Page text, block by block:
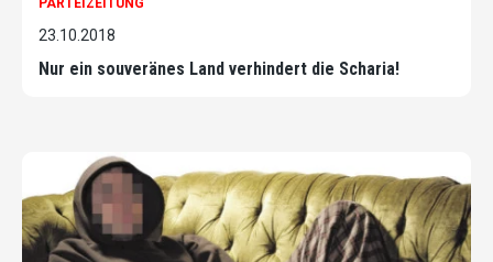
PARTEIZEITUNG
23.10.2018
Nur ein souveränes Land verhindert die Scharia!